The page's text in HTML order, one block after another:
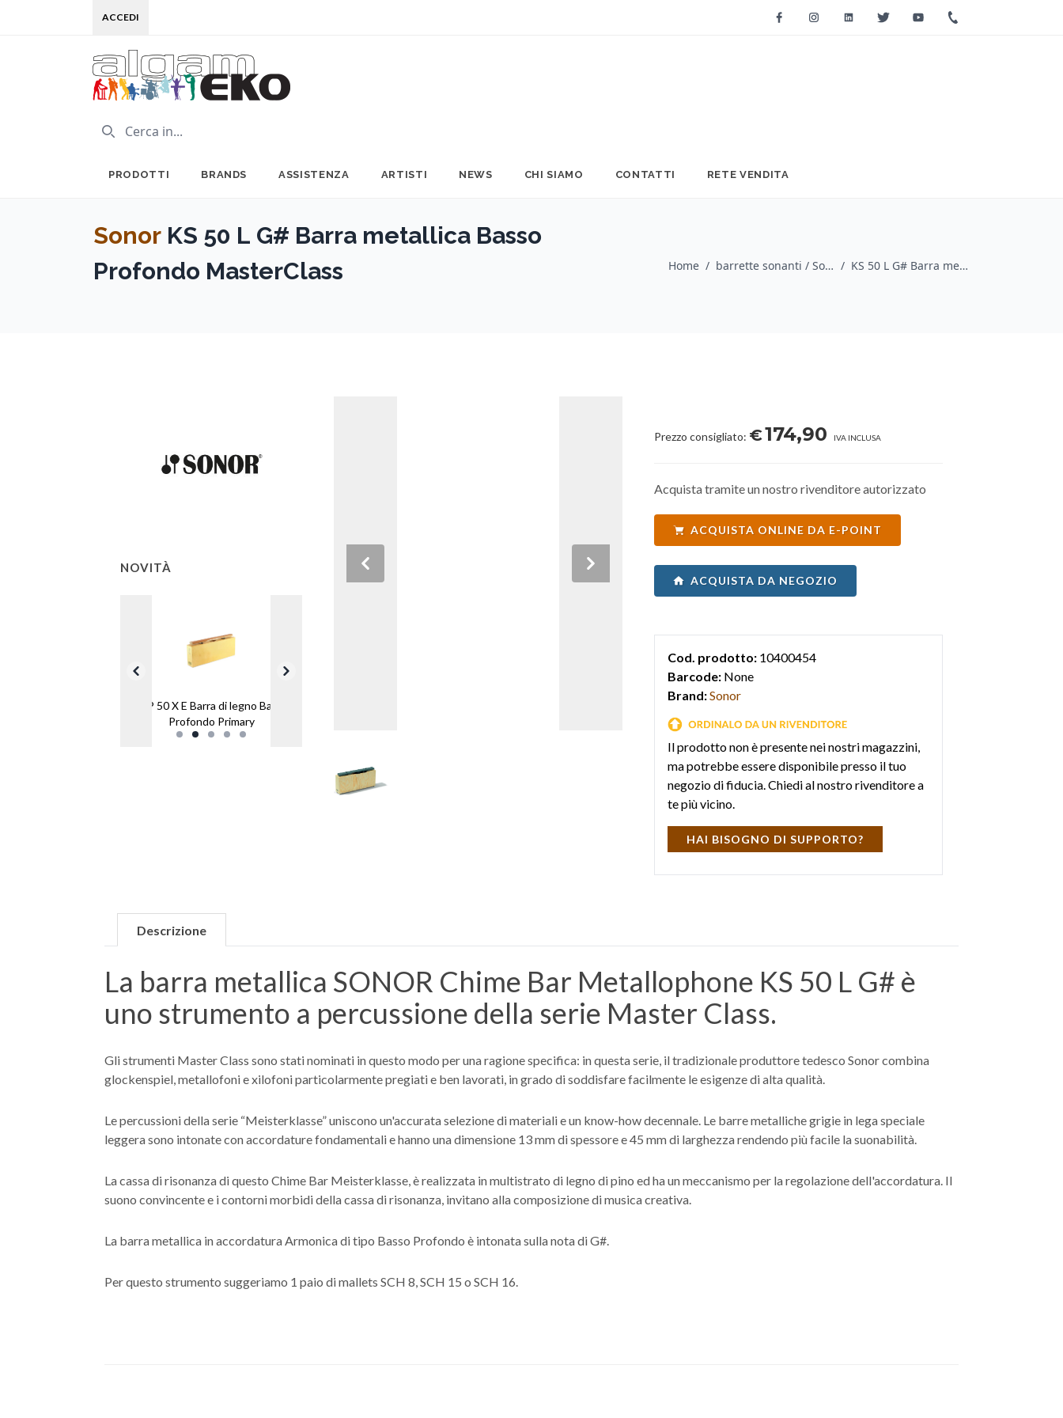
ACCEDI FacebookInstagramLinkedinTwitter Youtube
PRODOTTI BRANDS ASSISTENZA ARTISTI NEWS CHI SIAMO CONTATTI RETE VENDITA
Sonor KS 50 L G# Barra metallica Basso
Profondo MasterClass
Home / barrette sonanti / Sonor / KS 50 L G# Barra metallica Basso Profondo MasterClass
NOVITÀ
KSP 50 X E Barra di legno Basso
Profondo Primary
Previous Next
Prezzo consigliato: €174,90 IVA INCLUSA
Acquista tramite un nostro rivenditore autorizzato
ACQUISTA ONLINE DA E-POINT
ACQUISTA DA NEGOZIO
Cod. prodotto: 10400454
Barcode: None
Brand:Sonor
Il prodotto non è presente nei nostri magazzini,
ma potrebbe essere disponibile presso il tuo
negozio di fiducia. Chiedi al nostro rivenditore a
te più vicino.
HAI BISOGNO DI SUPPORTO?
Descrizione
La barra metallica SONOR Chime Bar Metallophone KS 50 L G# è
uno strumento a percussione della serie Master Class.
Gli strumenti Master Class sono stati nominati in questo modo per una ragione specifica: in questa serie, il tradizionale produttore tedesco Sonor combina
glockenspiel, metallofoni e xilofoni particolarmente pregiati e ben lavorati, in grado di soddisfare facilmente le esigenze di alta qualità.
Le percussioni della serie “Meisterklasse” uniscono un'accurata selezione di materiali e un know-how decennale. Le barre metalliche grigie in lega speciale
leggera sono intonate con accordature fondamentali e hanno una dimensione 13 mm di spessore e 45 mm di larghezza rendendo più facile la suonabilità.
La cassa di risonanza di questo Chime Bar Meisterklasse, è realizzata in multistrato di legno di pino ed ha un meccanismo per la regolazione dell'accordatura. Il
suono convincente e i contorni morbidi della cassa di risonanza, invitano alla composizione di musica creativa.
La barra metallica in accordatura Armonica di tipo Basso Profondo è intonata sulla nota di G#.
Per questo strumento suggeriamo 1 paio di mallets SCH 8, SCH 15 o SCH 16.